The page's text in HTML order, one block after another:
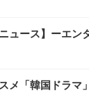
ュース】ーエン
メ「韓国ドラマ」